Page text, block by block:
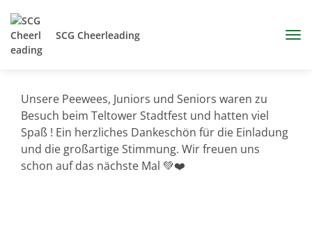
SCG Cheerleading
Unsere Peewees, Juniors und Seniors waren zu
Besuch beim Teltower Stadtfest und hatten viel
Spaß ! Ein herzliches Dankeschön für die Einladung
und die großartige Stimmung. Wir freuen uns
schon auf das nächste Mal 💚❤️